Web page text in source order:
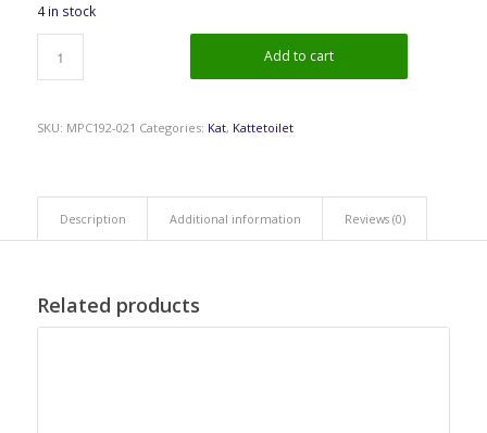
4 in stock
Add to cart
SKU: MPC192-021 Categories: Kat, Kattetoilet
Description Additional information Reviews (0)
Related products